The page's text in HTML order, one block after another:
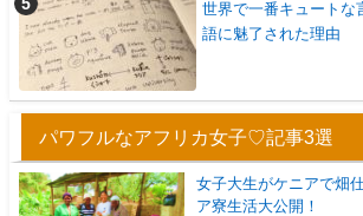
世界で一番キュートな
語に魅了された理由
パワフルなアフリカ女子♡記事3選
女子大生がケニアで畑
ア寮生活大公開！